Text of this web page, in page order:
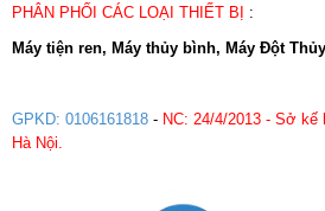
PHÂN PHỐI CÁC LOẠI THIẾT BỊ
:
Máy tiện ren, Máy thủy bình, Máy Đột
GPKD: 0106161818 - NC: 24/4/2013 - Sở
Hà Nội.